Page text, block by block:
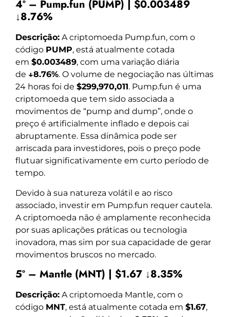
4º – Pump.fun (PUMP) | $0.003489
↓8.76%
Descrição: A criptomoeda Pump.fun, com o
código PUMP, está atualmente cotada
em $0.003489, com uma variação diária
de ↓8.76%. O volume de negociação nas últimas
24 horas foi de $299,970,011. Pump.fun é uma
criptomoeda que tem sido associada a
movimentos de “pump and dump”, onde o
preço é artificialmente inflado e depois cai
abruptamente. Essa dinâmica pode ser
arriscada para investidores, pois o preço pode
flutuar significativamente em curto período de
tempo.
Devido à sua natureza volátil e ao risco
associado, investir em Pump.fun requer cautela.
A criptomoeda não é amplamente reconhecida
por suas aplicações práticas ou tecnologia
inovadora, mas sim por sua capacidade de gerar
movimentos bruscos no mercado.
5º – Mantle (MNT) | $1.67 ↓8.35%
Descrição: A criptomoeda Mantle, com o
código MNT, está atualmente cotada em $1.67,